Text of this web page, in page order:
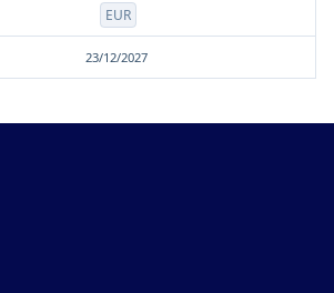
EUR
23/12/2027